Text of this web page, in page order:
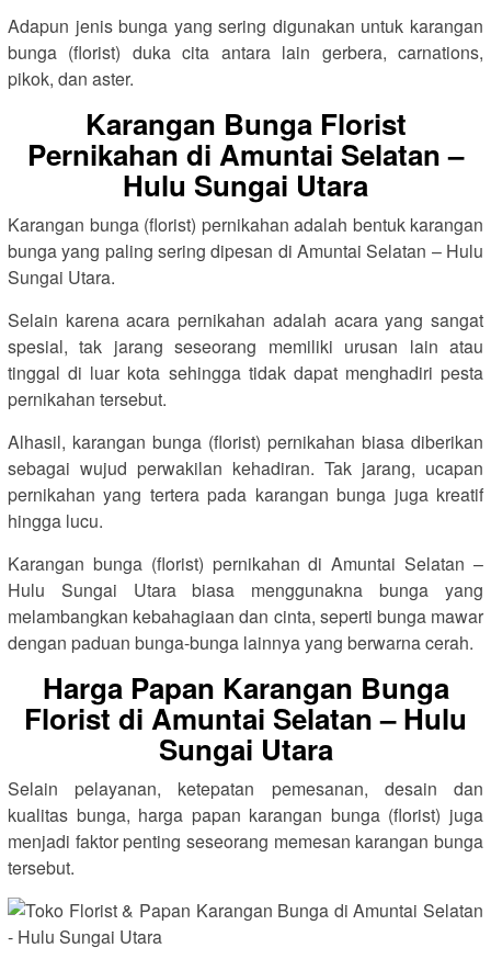
Adapun jenis bunga yang sering digunakan untuk karangan
bunga (florist) duka cita antara lain gerbera, carnations,
pikok, dan aster.
Karangan Bunga Florist
Pernikahan di Amuntai Selatan –
Hulu Sungai Utara
Karangan bunga (florist) pernikahan adalah bentuk karangan
bunga yang paling sering dipesan di Amuntai Selatan – Hulu
Sungai Utara.
Selain karena acara pernikahan adalah acara yang sangat
spesial, tak jarang seseorang memiliki urusan lain atau
tinggal di luar kota sehingga tidak dapat menghadiri pesta
pernikahan tersebut.
Alhasil, karangan bunga (florist) pernikahan biasa diberikan
sebagai wujud perwakilan kehadiran. Tak jarang, ucapan
pernikahan yang tertera pada karangan bunga juga kreatif
hingga lucu.
Karangan bunga (florist) pernikahan di Amuntai Selatan –
Hulu Sungai Utara biasa menggunakna bunga yang
melambangkan kebahagiaan dan cinta, seperti bunga mawar
dengan paduan bunga-bunga lainnya yang berwarna cerah.
Harga Papan Karangan Bunga
Florist di Amuntai Selatan – Hulu
Sungai Utara
Selain pelayanan, ketepatan pemesanan, desain dan
kualitas bunga, harga papan karangan bunga (florist) juga
menjadi faktor penting seseorang memesan karangan bunga
tersebut.